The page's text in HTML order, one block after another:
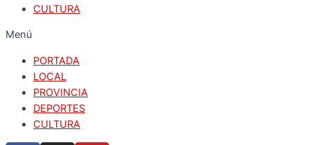
CULTURA
Menú
PORTADA
LOCAL
PROVINCIA
DEPORTES
CULTURA